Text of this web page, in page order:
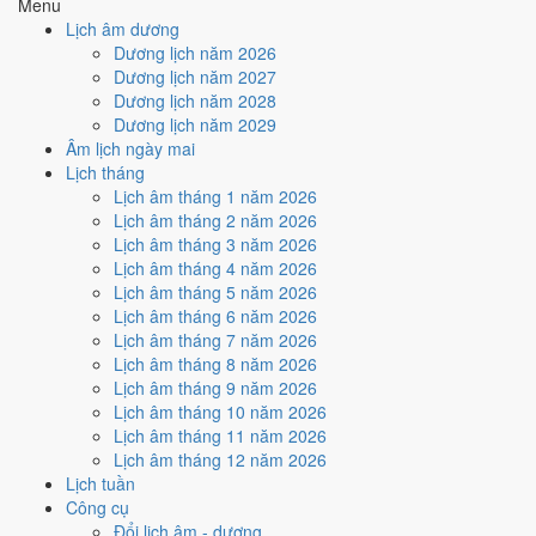
Lịch âm dương
Dương lịch năm 2026
Dương lịch năm 2027
Dương lịch năm 2028
Dương lịch năm 2029
Âm lịch ngày mai
Lịch tháng
Lịch âm tháng 1 năm 2026
Lịch âm tháng 2 năm 2026
Lịch âm tháng 3 năm 2026
Lịch âm tháng 4 năm 2026
Lịch âm tháng 5 năm 2026
Lịch âm tháng 6 năm 2026
Lịch âm tháng 7 năm 2026
Lịch âm tháng 8 năm 2026
Lịch âm tháng 9 năm 2026
Lịch âm tháng 10 năm 2026
Lịch âm tháng 11 năm 2026
Lịch âm tháng 12 năm 2026
Lịch tuần
Công cụ
Đổi lịch âm - dương
Cung mệnh này hợp hướng nào?
Tám cung chia thành hai nhóm, vàhướng tốt của một người luôn
là bốn hướng thuộc nhóm của mình
Chấn, Tốn, hợp bốn hướng Bắc, Nam, Đông và Đông Nam. Tây tứ
mệnh gồm Càn, Khôn, Cấn, Đoài, hợp bốn hướng Tây, Tây Bắc, Tây
Nam và Đông Bắc.
Thứ tự ưu tiên khi áp dụng: hướng cửa chính trước, rồi tới hướng bếp
và hướng đầu giường. Nếu đang chuẩn bị làm nhà, mang cung mệnh
vừa tra sang xem tuổi làm nhàđể kiểm luôn ba hạn Kim Lâu, Hoang
Ốc và Tam Tai của năm định xây.
Cung mệnh khác mệnh ngũ hành
thế nào?
Hai khái niệm hay bị gộp làm một nhưngtrả lời hai câu hỏi khác
. Cung mệnh cho biếthướngnào hợp với bạn, tính theo năm
sinh và giới tính. Mệnh nạp âm cho biếthành
Thủy, Hỏa hay Thổ, tính theo can chi năm sinh và không phân biệt
nam nữ.